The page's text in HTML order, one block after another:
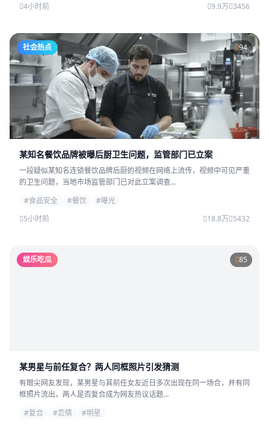
4小时前
9.9万 3456
社会热点 94
某知名餐饮品牌被曝后厨卫生问题，监管部门已立案
一段疑似某知名连锁餐饮品牌后厨的视频在网络上流传，视频中可见严重
的卫生问题，当地市场监管部门已对此立案调查...
#食品安全
#餐饮
#曝光
5小时前
18.8万 5432
娱乐吃瓜 85
某男星与前任复合？两人同框照片引发猜测
有眼尖网友发现，某男星与其前任女友近日多次出现在同一场合，并有同
框照片流出，两人是否复合成为网友热议话题...
#复合
#恋情
#明星